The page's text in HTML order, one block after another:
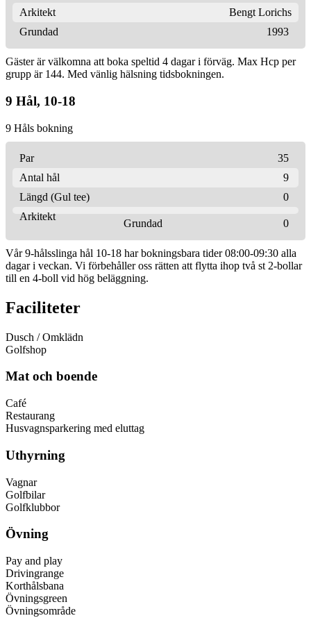
Arkitekt
Bengt Lorichs
Grundad
1993
Gäster är välkomna att boka speltid 4 dagar i förväg. Max Hcp per
grupp är 144. Med vänlig hälsning tidsbokningen.
9 Hål, 10-18
9 Håls bokning
Par
35
Antal hål
9
Längd (Gul tee)
0
Arkitekt
Grundad 0
Vår 9-hålsslinga hål 10-18 har bokningsbara tider 08:00-09:30 alla
dagar i veckan. Vi förbehåller oss rätten att flytta ihop två st 2-bollar
till en 4-boll vid hög beläggning.
Faciliteter
Dusch / Omklädn
Golfshop
Mat och boende
Café
Restaurang
Husvagnsparkering med eluttag
Uthyrning
Vagnar
Golfbilar
Golfklubbor
Övning
Pay and play
Drivingrange
Korthålsbana
Övningsgreen
Övningsområde